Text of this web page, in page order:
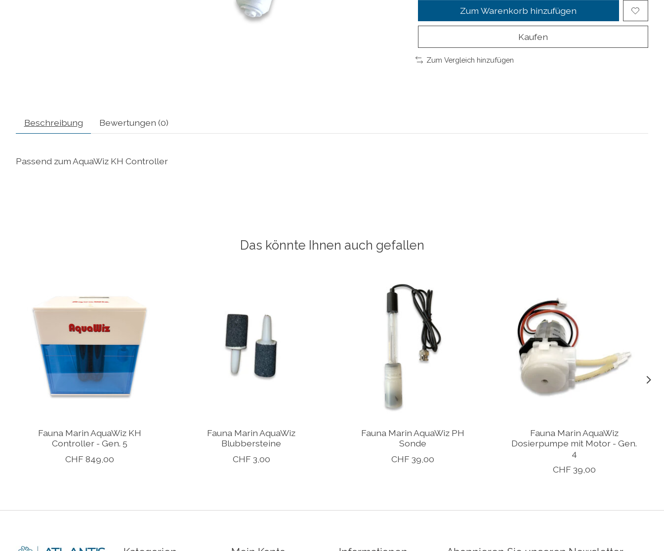
Zum Warenkorb hinzufügen
Kaufen
Zum Vergleich hinzufügen
Beschreibung Bewertungen (0)
Passend zum AquaWiz KH Controller
Das könnte Ihnen auch gefallen
Fauna Marin AquaWiz KH
Controller - Gen. 5
CHF 849,00
Fauna Marin AquaWiz
Blubbersteine
CHF 3,00
Fauna Marin AquaWiz PH
Sonde
CHF 39,00
Fauna Marin AquaWiz
Dosierpumpe mit Motor - Gen.
4
CHF 39,00